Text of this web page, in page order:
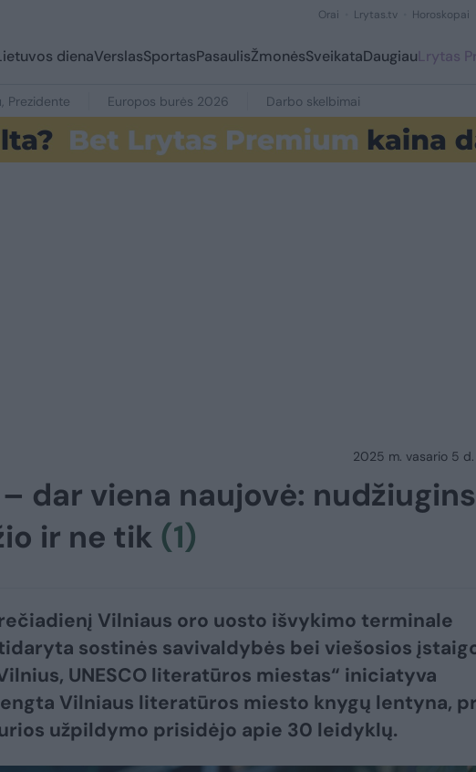
Orai Lrytas.tv Horoskopai
dienaVerslasSportasPasaulisŽmonėsSveikataDaugiauLrytas
Prezidente Europos burės 2026 Darbo skelbimai
2025 m. vasario 5 d.
dar viena naujovė: nudžiugins
ir ne tik (1)
Vilniaus oro uosto išvykimo terminale
sostinės savivaldybės bei viešosios
UNESCO literatūros miestas“ iniciatyva
Vilniaus literatūros miesto knygų lentyna,
užpildymo prisidėjo apie 30 leidyklų.